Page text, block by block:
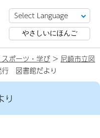
やさしいにほんご
ポーツ・学び > 尼崎市立図
図書館だより